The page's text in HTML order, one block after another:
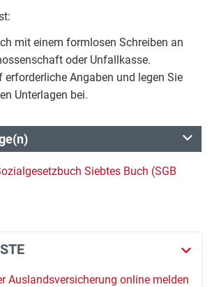
mit einem formlosen Schreiben an
oder Unfallkasse.
erforderliche Angaben und legen Sie
Unterlagen bei.
Siebtes Buch (SGB
Auslandsversicherung online melden